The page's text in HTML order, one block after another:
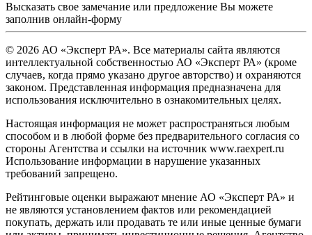
Высказать свое замечание или предложение Вы можете
заполнив онлайн-форму
© 2026 АО «Эксперт РА». Все материалы сайта являются
интеллектуальной собственностью АО «Эксперт РА» (кроме
случаев, когда прямо указано другое авторство) и охраняются
законом. Представленная информация предназначена для
использования исключительно в ознакомительных целях.
Настоящая информация не может распространяться любым
способом и в любой форме без предварительного согласия со
стороны Агентства и ссылки на источник www.raexpert.ru
Использование информации в нарушение указанных
требований запрещено.
Рейтинговые оценки выражают мнение АО «Эксперт РА» и
не являются установлением фактов или рекомендацией
покупать, держать или продавать те или иные ценные бумаги